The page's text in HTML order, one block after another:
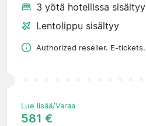
3 yötä hotellissa sisältyy
Lentolippu sisältyy
Authorized reseller. E-tickets.
Lue lisää/Varaa
581 €